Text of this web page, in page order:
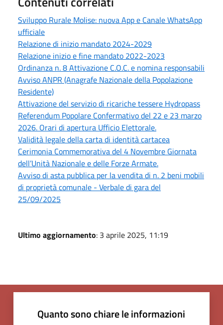
Sviluppo Rurale Molise: nuova App e Canale WhatsApp
ufficiale
Relazione di inizio mandato 2024-2029
Relazione inizio e fine mandato 2022-2023
Ordinanza n. 8 Attivazione C.O.C. e nomina responsabili
Avviso ANPR (Anagrafe Nazionale della Popolazione
Residente)
Attivazione del servizio di ricariche tessere Hydropass
Referendum Popolare Confermativo del 22 e 23 marzo
2026. Orari di apertura Ufficio Elettorale.
Validità legale della carta di identità cartacea
Cerimonia Commemorativa del 4 Novembre Giornata
dell’Unità Nazionale e delle Forze Armate.
Avviso di asta pubblica per la vendita di n. 2 beni mobili
di proprietà comunale - Verbale di gara del
25/09/2025
Ultimo aggiornamento: 3 aprile 2025, 11:19
Quanto sono chiare le informazioni